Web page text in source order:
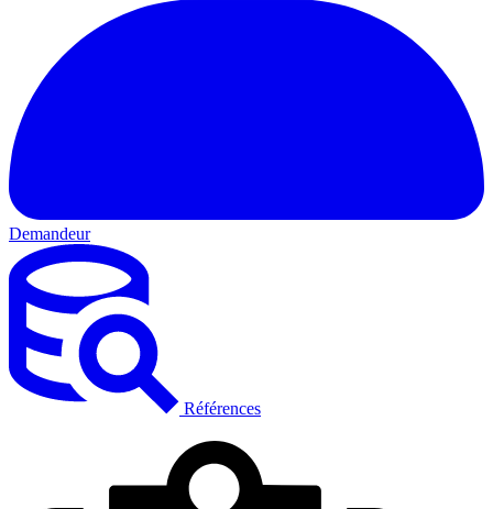
Demandeur
Références